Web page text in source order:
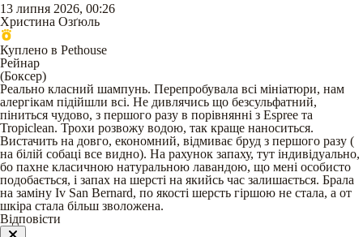
13 липня 2026, 00:26
Христина Озґюль
Куплено в Pethouse
Рейнар
(Боксер)
Реально класний шампунь. Перепробувала всі мініатюри, нам
алергікам підійшли всі. Не дивлячись що безсульфатний,
піниться чудово, з першого разу в порівнянні з Espree та
Tropiclean. Трохи розвожу водою, так краще наноситься.
Вистачить на довго, економний, відмиває бруд з першого разу (
на білій собаці все видно). На рахунок запаху, тут індивідуально,
бо пахне класичною натуральною лавандою, що мені особисто
подобається, і запах на шерсті на якийсь час залишається. Брала
на заміну Iv San Bernard, по якості шерсть гіршою не стала, а от
шкіра стала більш зволожена.
Відповісти